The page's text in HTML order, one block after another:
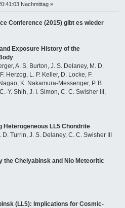
Nachmittag »
Conference (2015) gibt es wieder
Exposure History of the
A. S. Burton, J. S. Delaney, M. D.
Herzog, L. P. Keller, D. Locke, F.
K. Nakamura-Messenger, P. B.
Y. Shih, J. I. Simon, C. C. Swisher III,
LL5 Chondrite
D. Turrin, J. S. Delaney, C. C. Swisher III
the Chelyabinsk and Nio Meteoritic
(LL5): Implications for Cosmic-